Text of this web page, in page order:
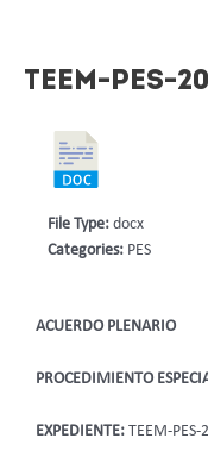
TEEM-PES-
ACUERDO PLENARIO
PROCEDIMIENTO
EXPEDIENTE: TEEM-
File Type: docx
Categories: PES